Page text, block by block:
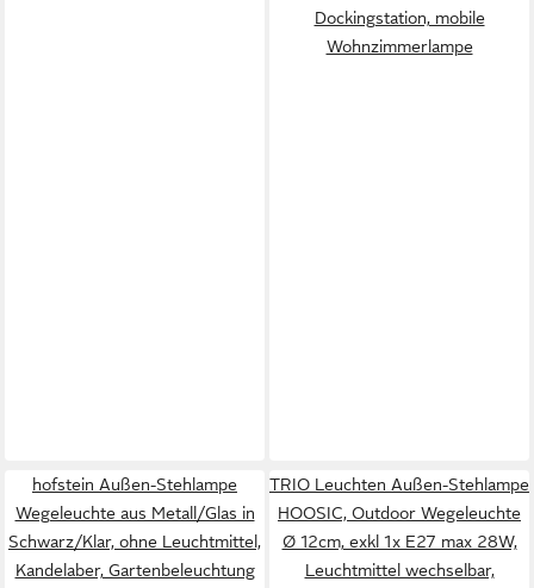
Dockingstation, mobile
Wohnzimmerlampe
hofstein Außen-Stehlampe
Wegeleuchte aus Metall/Glas in
Schwarz/Klar, ohne Leuchtmittel,
Kandelaber, Gartenbeleuchtung
TRIO Leuchten Außen-Stehlampe
HOOSIC, Outdoor Wegeleuchte
Ø 12cm, exkl 1x E27 max 28W,
Leuchtmittel wechselbar,